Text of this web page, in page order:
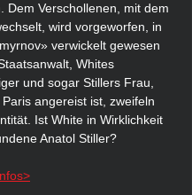
Dem Verschollenen, mit dem
wird vorgeworfen, in
verwickelt gewesen
Whites
und sogar Stillers Frau,
angereist ist, zweifeln
Ist White in Wirklichkeit
Anatol Stiller?